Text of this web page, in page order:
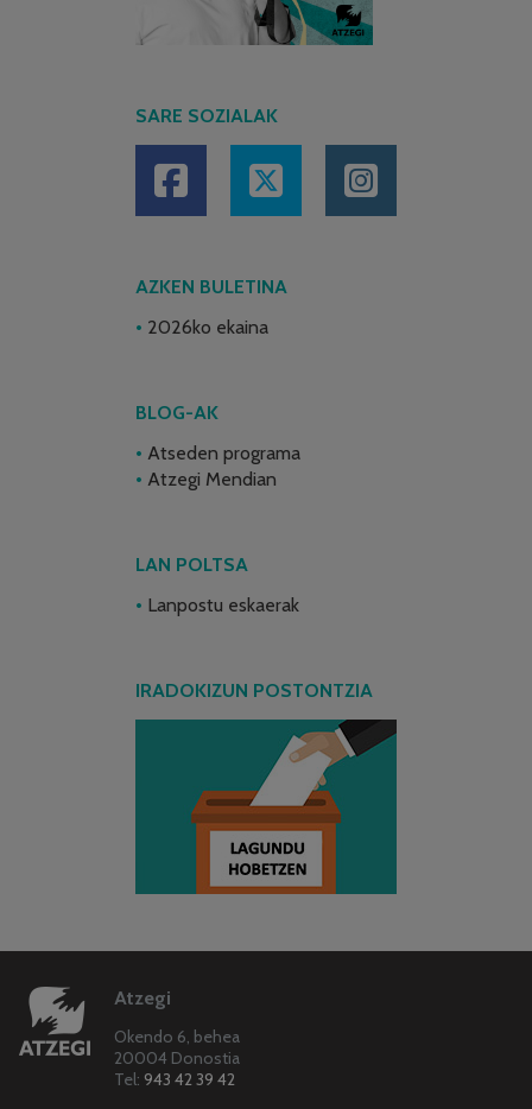
SARE SOZIALAK
AZKEN BULETINA
2026ko ekaina
BLOG-AK
Atseden programa
Atzegi Mendian
LAN POLTSA
Lanpostu eskaerak
IRADOKIZUN POSTONTZIA
Atzegi
Okendo 6, behea
20004 Donostia
Tel: 943 42 39 42